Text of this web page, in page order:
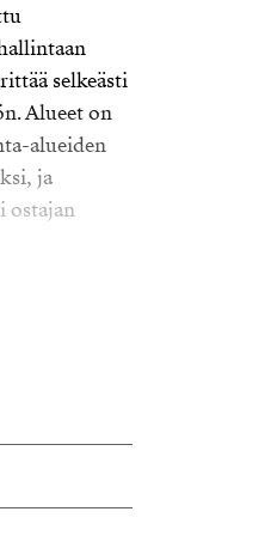
selkeästi
Alueet on
alueiden
ja
ostajan
sekä
varten.